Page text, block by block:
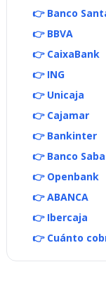
👉 Banco
👉 BBVA
👉 CaixaBank
👉 ING
👉 Unicaja
👉 Cajamar
👉 Bankinter
👉 Banco
👉 Openbank
👉 ABANCA
👉 Ibercaja
👉 Cuánto